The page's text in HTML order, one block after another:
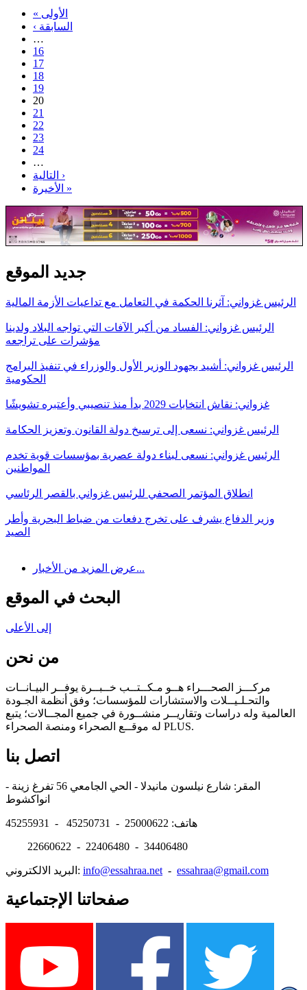
« الأولى
‹ السابقة
…
16
17
18
19
20
21
22
23
24
…
التالية ›
الأخيرة »
جديد الموقع
الرئيس غزواني: آثرنا الحكمة في التعامل مع تداعيات الأزمة المالية
الرئيس غزواني: الفساد من أكبر الآفات التي تواجه البلاد ولدينا
مؤشرات على تراجعه
الرئيس غزواني: أشيد بجهود الوزير الأول والوزراء في تنفيذ البرامج
الحكومية
غزواني: نقاش انتخابات 2029 بدأ منذ تنصيبي وأعتبره تشويشًا
الرئيس غزواني: نسعى إلى ترسيخ دولة القانون وتعزيز الحكامة
الرئيس غزواني: نسعى لبناء دولة عصرية بمؤسسات قوية تخدم
المواطنين
انطلاق المؤتمر الصحفي للرئيس غزواني بالقصر الرئاسي
وزير الدفاع يشرف على تخرج دفعات من ضباط البحرية وأطر
الصيد
عرض المزيد من الأخبار...
البحث في الموقع
إلى الأعلى
من نحن
مركـــز الصحـــراء هــو مـكــتــب خــبــرة يوفــر البيـانــات
والتحـلـيــلات والاستشارات للمؤسسات؛ وفق أنظمة الجـودة
العالمية وله دراسات وتقاريــر منشــورة في جميع المجــالات؛ يتبع
له موقــع الصحراء ومنصة الصحراء PLUS.
اتصل بنا
المقر: شارع نيلسون مانيدلا - الحي الجامعي 56 تفرغ زينة -
هاتف: 25000622 - 45250731 - 45255931
22660622 - 22406480 - 34406480
البريد الالكتروني: info@essahraa.net - essahraa@gmail.com
صفحاتنا الإجتماعية